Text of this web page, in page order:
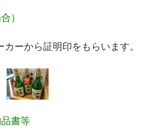
）
ーから証明印をもらいます。
書等